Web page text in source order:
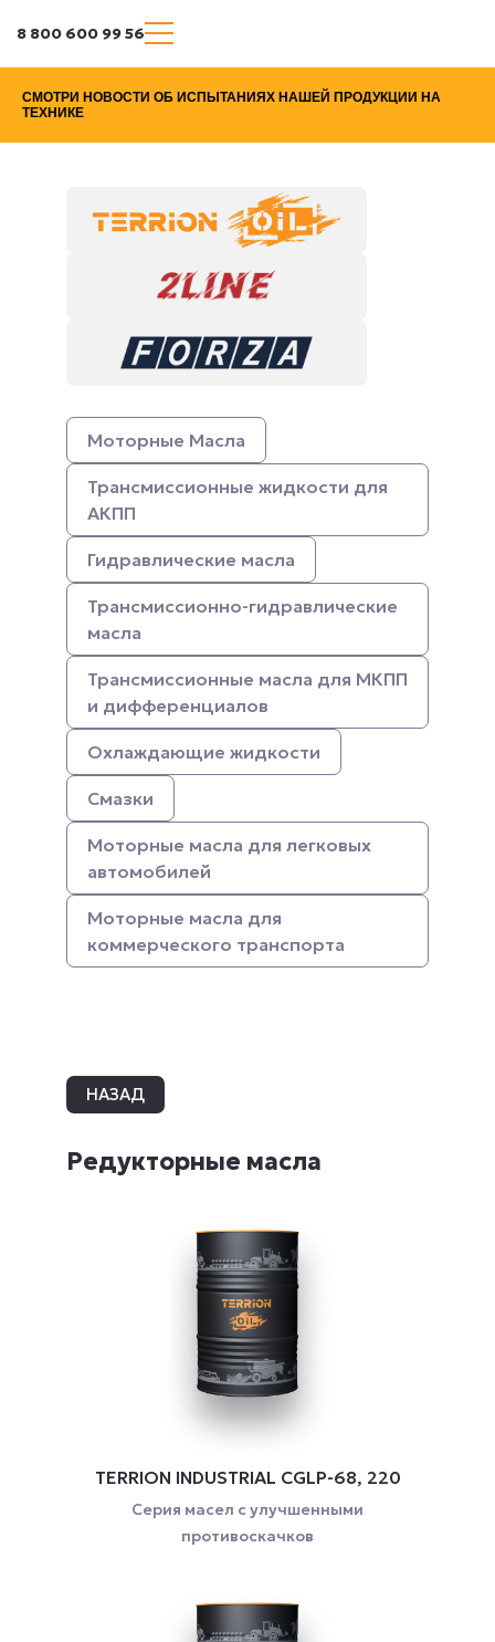
8 800 600 99 56
СМОТРИ НОВОСТИ ОБ ИСПЫТАНИЯХ НАШЕЙ ПРОДУКЦИИ НА
ТЕХНИКЕ
Моторные Масла
Трансмиссионные жидкости для
АКПП
Гидравлические масла
Трансмиссионно-гидравлические
масла
Трансмиссионные масла для МКПП
и дифференциалов
Охлаждающие жидкости
Смазки
Моторные масла для легковых
автомобилей
Моторные масла для
коммерческого транспорта
НАЗАД
Редукторные масла
TERRION INDUSTRIAL CGLP-68, 220
Серия масел с улучшенными
противоскачков